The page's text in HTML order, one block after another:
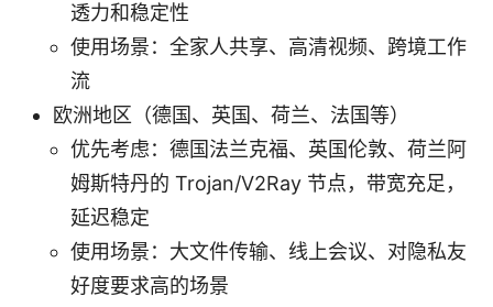
透力和稳定性
使用场景：全家人共享、高清视频、跨境工作
流
欧洲地区（德国、英国、荷兰、法国等）
优先考虑：德国法兰克福、英国伦敦、荷兰阿
姆斯特丹的 Trojan/V2Ray 节点，带宽充足，
延迟稳定
使用场景：大文件传输、线上会议、对隐私友
好度要求高的场景